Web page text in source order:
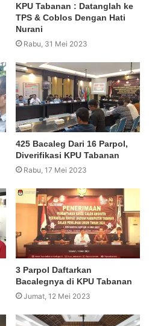
KPU Tabanan : Datanglah ke
TPS & Coblos Dengan Hati
Nurani
Rabu, 31 Mei 2023
425 Bacaleg Dari 16 Parpol,
Diverifikasi KPU Tabanan
Rabu, 17 Mei 2023
3 Parpol Daftarkan
Bacalegnya di KPU Tabanan
Jumat, 12 Mei 2023